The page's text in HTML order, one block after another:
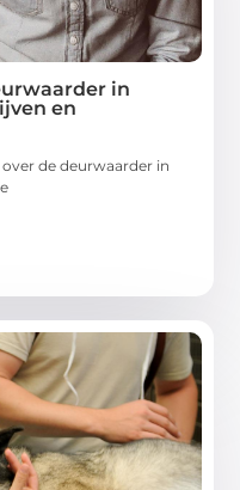
in
en
de deurwaarder in